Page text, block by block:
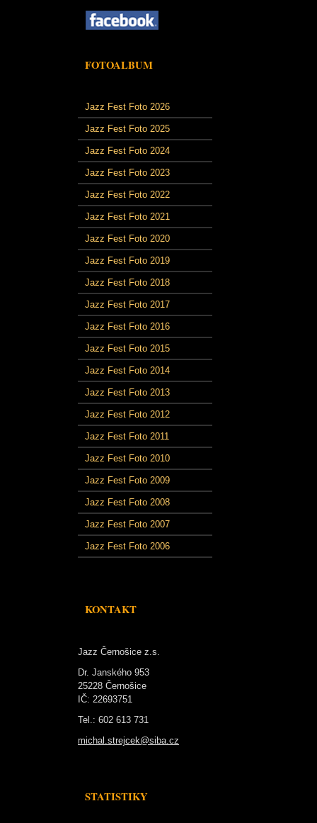
FOTOALBUM
Jazz Fest Foto 2026
Jazz Fest Foto 2025
Jazz Fest Foto 2024
Jazz Fest Foto 2023
Jazz Fest Foto 2022
Jazz Fest Foto 2021
Jazz Fest Foto 2020
Jazz Fest Foto 2019
Jazz Fest Foto 2018
Jazz Fest Foto 2017
Jazz Fest Foto 2016
Jazz Fest Foto 2015
Jazz Fest Foto 2014
Jazz Fest Foto 2013
Jazz Fest Foto 2012
Jazz Fest Foto 2011
Jazz Fest Foto 2010
Jazz Fest Foto 2009
Jazz Fest Foto 2008
Jazz Fest Foto 2007
Jazz Fest Foto 2006
KONTAKT
Jazz Černošice z.s.
Dr. Janského 953
25228 Černošice
IČ: 22693751
Tel.: 602 613 731
michal.strejcek@siba.cz
STATISTIKY